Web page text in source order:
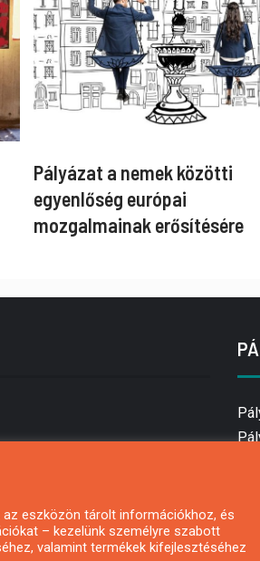
Pályázat a nemek közötti
egyenlőség európai
mozgalmainak erősítésére
eszközön tárolt információkhoz, és
– kezelünk személyre szabott
valamint termékek kifejlesztéséhez